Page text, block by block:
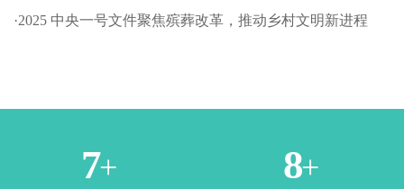
·2025 中央一号文件聚焦殡葬改革，推动乡村文明新进程
1+ 3+